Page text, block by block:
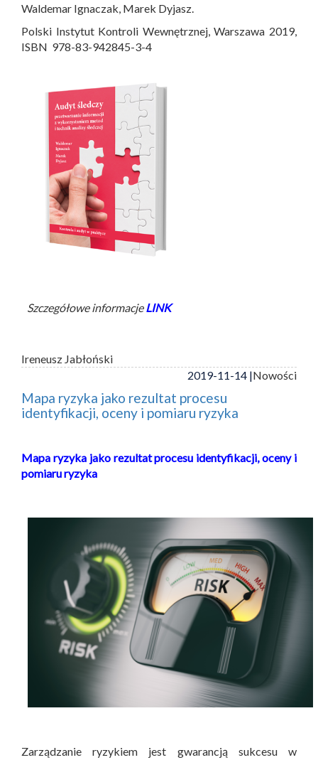
Waldemar Ignaczak, Marek Dyjasz.
Polski Instytut Kontroli Wewnętrznej, Warszawa 2019,
ISBN 978-83-942845-3-4
Szczegółowe informacjeLINK
Ireneusz Jabłoński
2019-11-14 |Nowości
Mapa ryzyka jako rezultat procesu
identyfikacji, oceny i pomiaru ryzyka
Mapa ryzyka jako rezultat procesu identyfikacji, oceny i
pomiaru ryzyka
Zarządzanie ryzykiem jest gwarancją sukcesu w